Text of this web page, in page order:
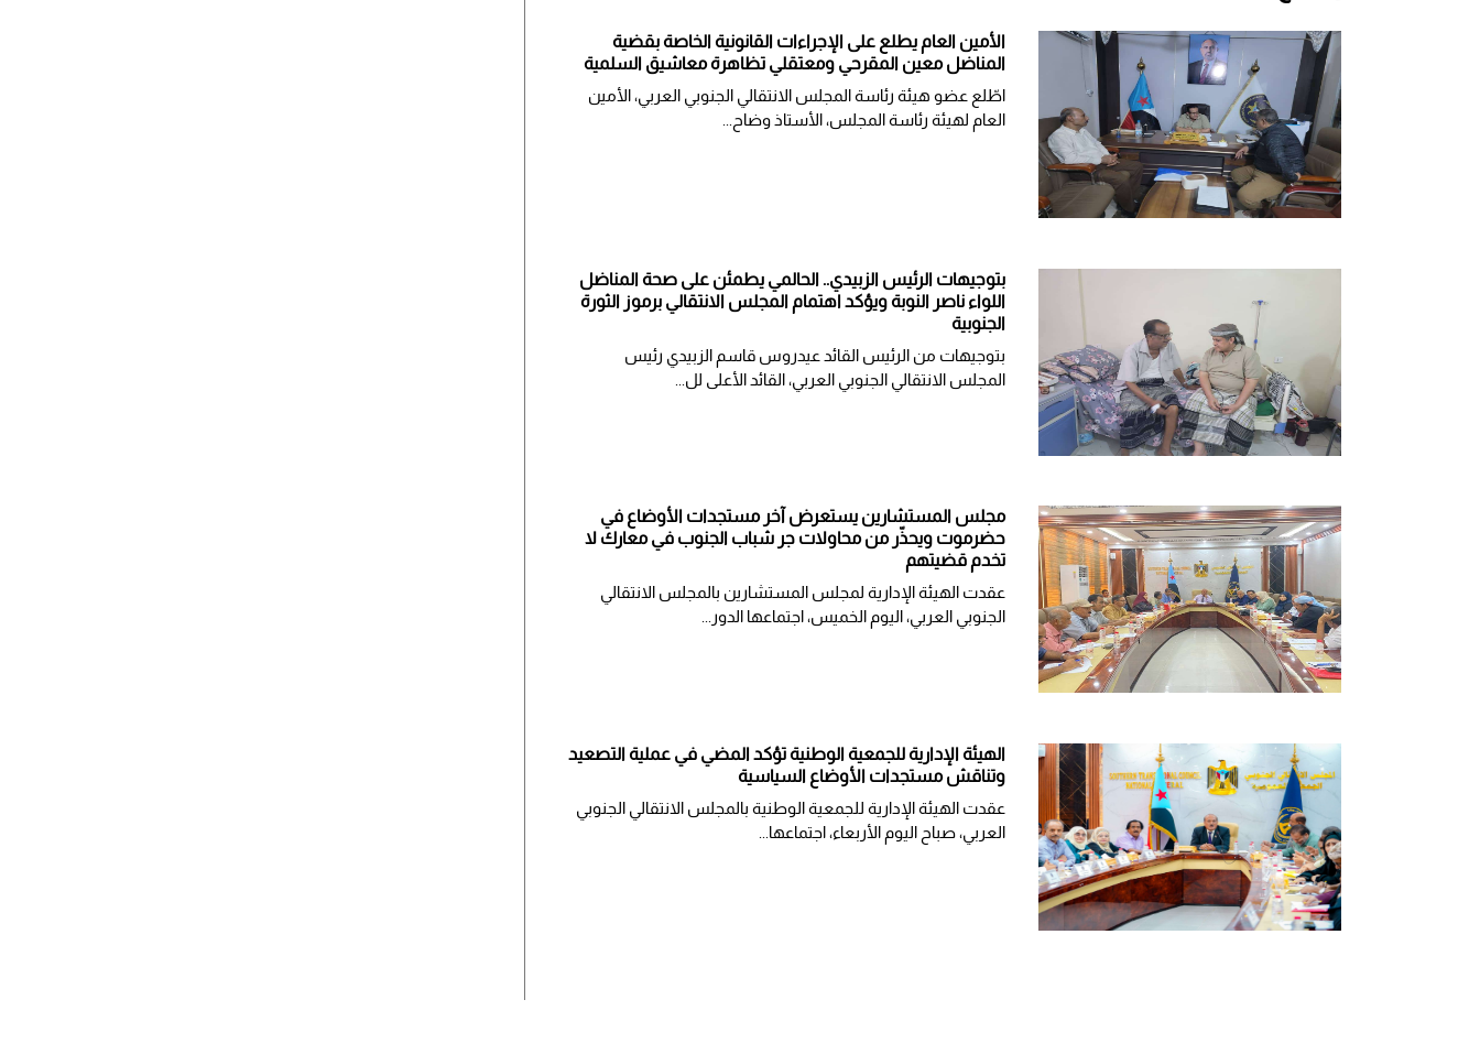
الأمين العام يطلع على الإجراءات القانونية الخاصة بقضية
المناضل معين المقرحي ومعتقلي تظاهرة معاشيق السلمية
اطّلع عضو هيئة رئاسة المجلس الانتقالي الجنوبي العربي، الأمين
العام لهيئة رئاسة المجلس، الأستاذ وضاح...
بتوجيهات الرئيس الزبيدي.. الحالمي يطمئن على صحة المناضل
اللواء ناصر النوبة ويؤكد اهتمام المجلس الانتقالي برموز الثورة
الجنوبية
بتوجيهات من الرئيس القائد عيدروس قاسم الزبيدي رئيس
المجلس الانتقالي الجنوبي العربي، القائد الأعلى لل...
مجلس المستشارين يستعرض آخر مستجدات الأوضاع في
حضرموت ويحذّر من محاولات جر شباب الجنوب في معارك لا
تخدم قضيتهم
عقدت الهيئة الإدارية لمجلس المستشارين بالمجلس الانتقالي
الجنوبي العربي، اليوم الخميس، اجتماعها الدور...
الهيئة الإدارية للجمعية الوطنية تؤكد المضي في عملية التصعيد
وتناقش مستجدات الأوضاع السياسية
عقدت الهيئة الإدارية للجمعية الوطنية بالمجلس الانتقالي الجنوبي
العربي، صباح اليوم الأربعاء، اجتماعها...